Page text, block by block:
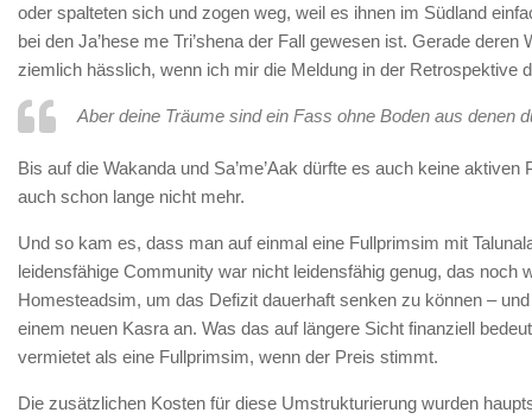
oder spalteten sich und zogen weg, weil es ihnen im Südland
bei den Ja’hese me Tri’shena der Fall gewesen ist. Gerade
ziemlich hässlich, wenn ich mir die Meldung in der Retrospektive
Aber deine Träume sind ein Fass ohne Boden aus denen
Bis auf die Wakanda und Sa’me’Aak dürfte es auch keine
auch schon lange nicht mehr.
Und so kam es, dass man auf einmal eine Fullprimsim mit
leidensfähige Community war nicht leidensfähig genug, das
Homesteadsim, um das Defizit dauerhaft senken zu können –
einem neuen Kasra an. Was das auf längere Sicht finanziell
vermietet als eine Fullprimsim, wenn der Preis stimmt.
Die zusätzlichen Kosten für diese Umstrukturierung wurden